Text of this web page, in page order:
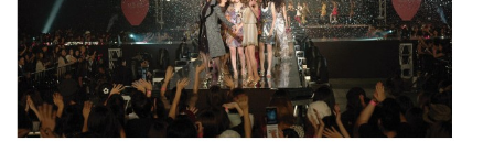
tiéng Viêt
Bahasa Indonesia